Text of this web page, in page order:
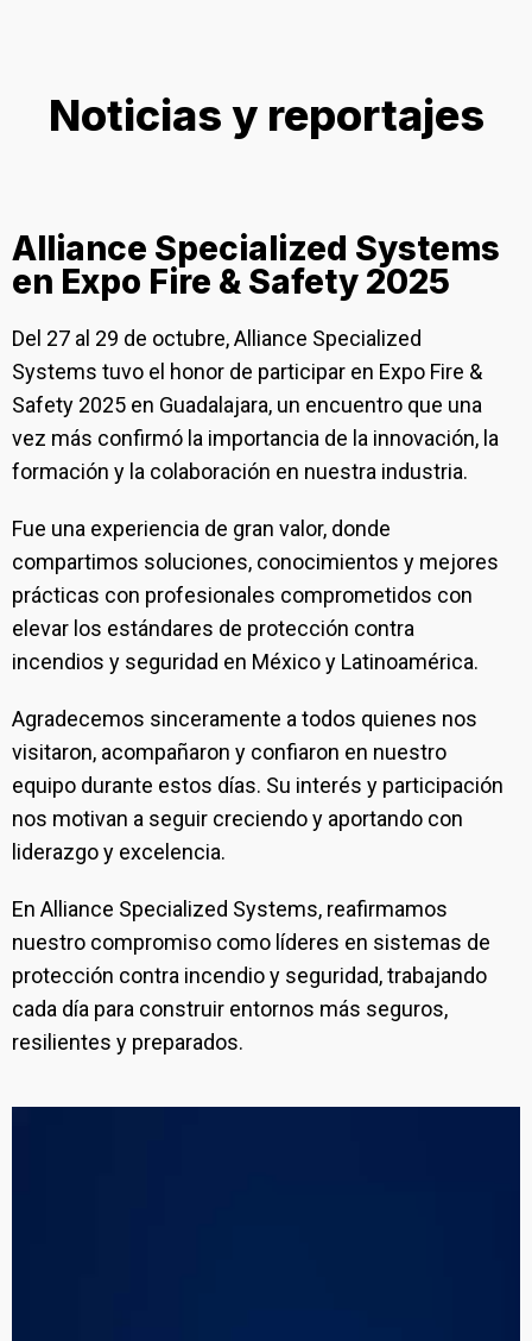
Noticias y reportajes
Alliance Specialized Systems
en Expo Fire & Safety 2025
Del 27 al 29 de octubre, Alliance Specialized
Systems tuvo el honor de participar en Expo Fire &
Safety 2025 en Guadalajara, un encuentro que una
vez más confirmó la importancia de la innovación, la
formación y la colaboración en nuestra industria.
Fue una experiencia de gran valor, donde
compartimos soluciones, conocimientos y mejores
prácticas con profesionales comprometidos con
elevar los estándares de protección contra
incendios y seguridad en México y Latinoamérica.
Agradecemos sinceramente a todos quienes nos
visitaron, acompañaron y confiaron en nuestro
equipo durante estos días. Su interés y participación
nos motivan a seguir creciendo y aportando con
liderazgo y excelencia.
En Alliance Specialized Systems, reafirmamos
nuestro compromiso como líderes en sistemas de
protección contra incendio y seguridad, trabajando
cada día para construir entornos más seguros,
resilientes y preparados.